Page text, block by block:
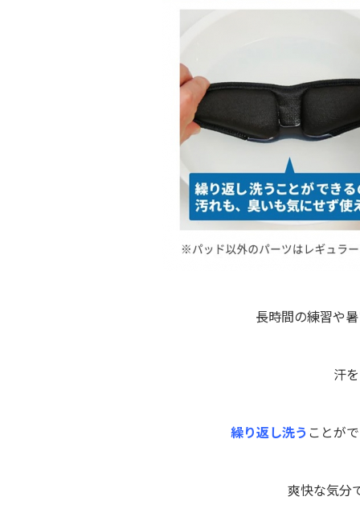
長時間の練習や
汗
繰り返し洗う ことが
爽快な気分